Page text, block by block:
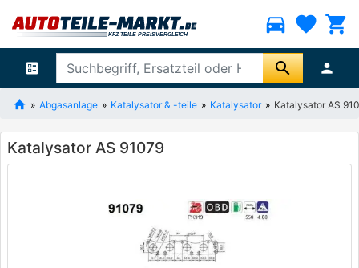
directions_car favorite shopping_cart
ballot search person
Abgasanlage Katalysator & -teile Katalysator Katalysator AS
Katalysator AS 91079